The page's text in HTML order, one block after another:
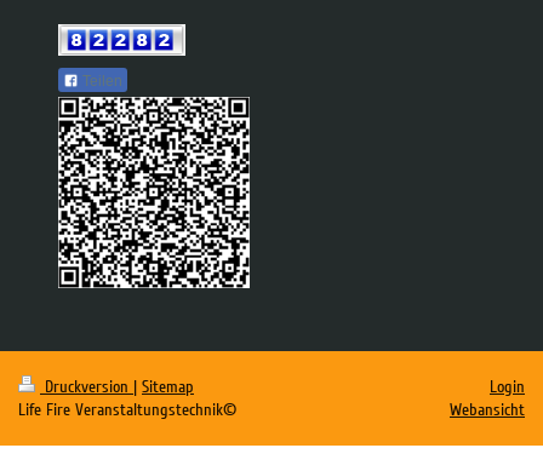
Teilen
Druckversion | Sitemap
Life Fire Veranstaltungstechnik©
Login
Webansicht